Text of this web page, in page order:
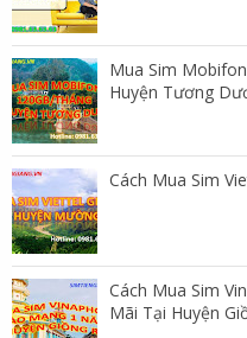
Mua Sim
Huyện Tương
Cách Mua Sim
Cách Mua Sim
Mãi Tại Huyện